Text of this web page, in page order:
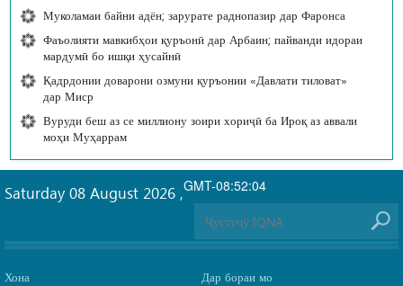
Муколамаи байни адён; зарурате раднопазир дар Фаронса
Фаъолияти мавкибҳои қуръонӣ дар Арбаин; пайванди идораи
мардумӣ бо ишқи ҳусайнӣ
Қадрдонии доварони озмуни қуръонии «Давлати тиловат»
дар Миср
Вуруди беш аз се миллиону зоири хориҷӣ ба Ироқ аз аввали
моҳи Муҳаррам
GMT-08:52:04
Saturday 08 August 2026 ,
Хона
Дар бораи мо